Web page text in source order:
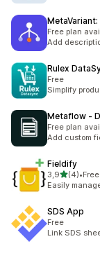
Free plan
Add
Rulex
Free
Simplify
Metaflow ‑
Free plan
Add custom
Fieldify
3,9na 5
(4)
Łączna •
Easily
SDS App
Free
Link SDS